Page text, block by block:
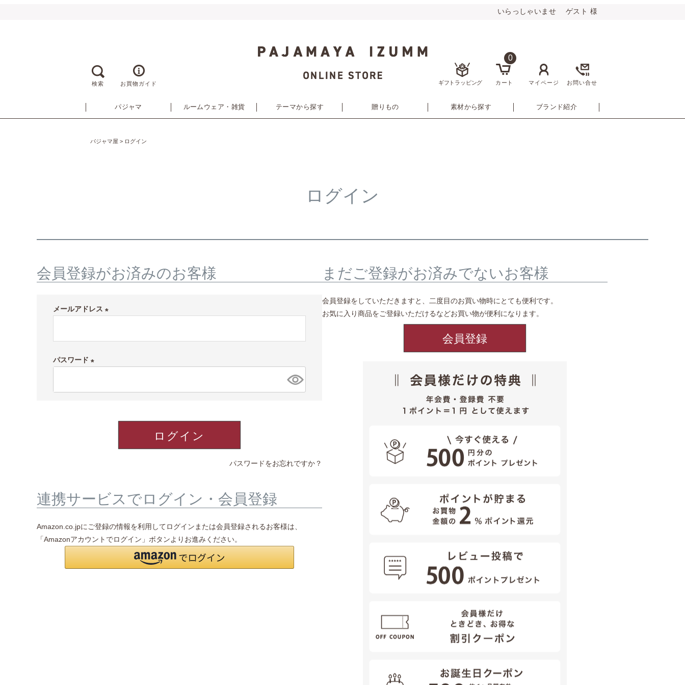
いらっしゃいませ ゲスト 様
検索 お買物ガイド ギフトラッピング
0
カート マイページ お問い合せ
パジャマ ルームウェア・雑貨 テーマから探す 贈りもの 素材から探す ブランド紹介
パジャマ屋 ログイン
ログイン
会員登録がお済みのお客様
メールアドレス
パスワード
ログイン
パスワードをお忘れですか？
連携サービスでログイン・会員登録
Amazon.co.jpにご登録の情報を利用してログインまたは会員登録されるお客様は、
「Amazonアカウントでログイン」ボタンよりお進みください。
まだご登録がお済みでないお客様
会員登録をしていただきますと、二度目のお買い物時にとても便利です。
お気に入り商品をご登録いただけるなどお買い物が便利になります。
会員登録